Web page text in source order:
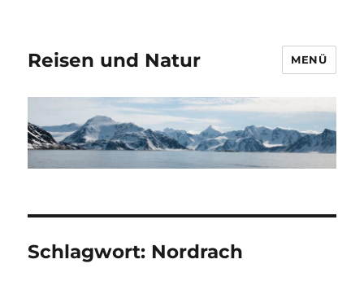
Reisen und Natur MENÜ
Schlagwort: Nordrach